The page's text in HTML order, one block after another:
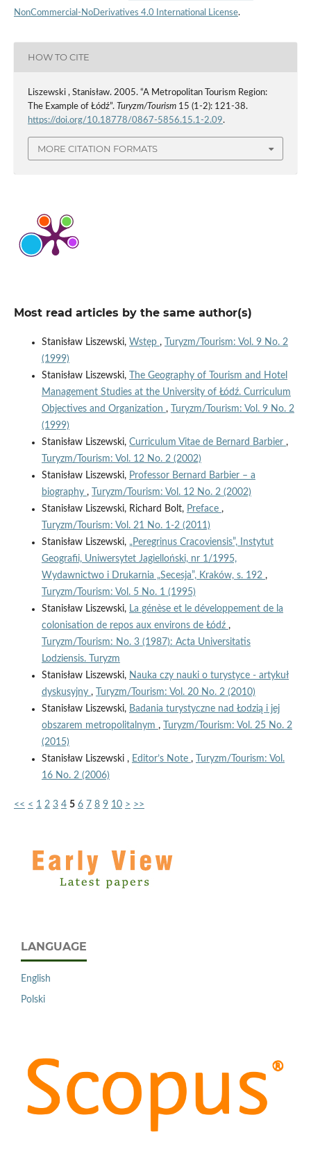
NonCommercial-NoDerivatives 4.0 International License.
HOW TO CITE
Liszewski , Stanisław. 2005. “A Metropolitan Tourism Region:
The Example of Łódź”. Turyzm/Tourism15 (1-2): 121-38.
https://doi.org/10.18778/0867-5856.15.1-2.09.
MORE CITATION FORMATS
Most read articles by the same author(s)
Stanisław Liszewski, Wstęp ,
Turyzm/Tourism: Vol. 9 No. 2
(1999)
Stanisław Liszewski,
The Geography of Tourism and Hotel
Management Studies at the University of Łódź. Curriculum
Objectives and Organization ,
Turyzm/Tourism: Vol. 9 No. 2
(1999)
Stanisław Liszewski, Curriculum Vitae de Bernard Barbier ,
Turyzm/Tourism: Vol. 12 No. 2 (2002)
Stanisław Liszewski, Professor Bernard Barbier – a
biography ,
Turyzm/Tourism: Vol. 12 No. 2 (2002)
Stanisław Liszewski, Richard Bolt, Preface ,
Turyzm/Tourism: Vol. 21 No. 1-2 (2011)
Stanisław Liszewski, „Peregrinus Cracoviensis”, Instytut
Geografii, Uniwersytet Jagielloński, nr 1/1995,
Wydawnictwo i Drukarnia „Secesja”, Kraków, s. 192 ,
Turyzm/Tourism: Vol. 5 No. 1 (1995)
Stanisław Liszewski, La génèse et le développement de la
colonisation de repos aux environs de Łódź ,
Turyzm/Tourism: No. 3 (1987): Acta Universitatis
Lodziensis. Turyzm
Stanisław Liszewski, Nauka czy nauki o turystyce - artykuł
dyskusyjny ,
Turyzm/Tourism: Vol. 20 No. 2 (2010)
Stanisław Liszewski, Badania turystyczne nad Łodzią i jej
obszarem metropolitalnym ,
Turyzm/Tourism: Vol. 25 No. 2
(2015)
Stanisław Liszewski , Editor’s Note ,
Turyzm/Tourism: Vol.
16 No. 2 (2006)
<< < 1 2 3 4 5 6 7 8 9 10 > >>
LANGUAGE
English
Polski